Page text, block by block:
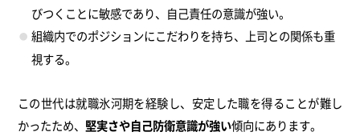
びつくことに敏感であり、自己責任の意識が強い。
組織内でのポジションにこだわりを持ち、上司との関係も重
視する。
この世代は就職氷河期を経験し、安定した職を得ることが難し
かったため、 堅実さや自己防衛意識が強い傾向にあります。